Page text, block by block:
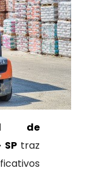
de
traz